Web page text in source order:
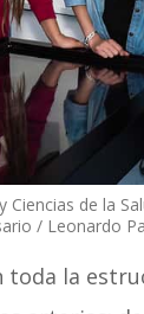
de la
/ Leonardo
toda la